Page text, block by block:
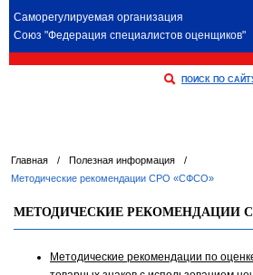
Саморегулируемая организация
Союз "Федерация специалистов оценщиков"
ПОИСК ПО
Главная / Полезная информация
/
Методические рекомендации СРО «СФСО»
МЕТОДИЧЕСКИЕ РЕКОМЕНДАЦИИ
Методические рекомендации по